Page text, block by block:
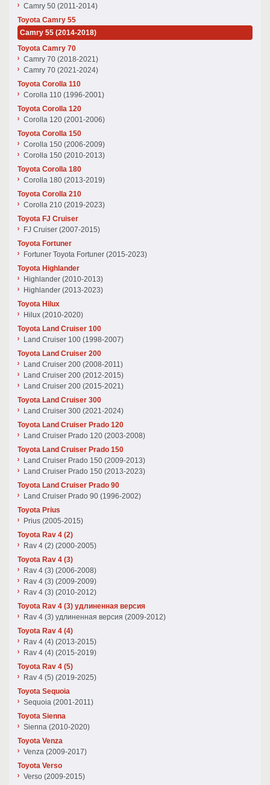
Camry 50 (2011-2014)
Toyota Camry 55
Camry 55 (2014-2018)
Toyota Camry 70
Camry 70 (2018-2021)
Camry 70 (2021-2024)
Toyota Corolla 110
Corolla 110 (1996-2001)
Toyota Corolla 120
Corolla 120 (2001-2006)
Toyota Corolla 150
Corolla 150 (2006-2009)
Corolla 150 (2010-2013)
Toyota Corolla 180
Corolla 180 (2013-2019)
Toyota Corolla 210
Corolla 210 (2019-2023)
Toyota FJ Cruiser
FJ Cruiser (2007-2015)
Toyota Fortuner
Fortuner Toyota Fortuner (2015-2023)
Toyota Highlander
Highlander (2010-2013)
Highlander (2013-2023)
Toyota Hilux
Hilux (2010-2020)
Toyota Land Cruiser 100
Land Cruiser 100 (1998-2007)
Toyota Land Cruiser 200
Land Cruiser 200 (2008-2011)
Land Cruiser 200 (2012-2015)
Land Cruiser 200 (2015-2021)
Toyota Land Cruiser 300
Land Cruiser 300 (2021-2024)
Toyota Land Cruiser Prado 120
Land Cruiser Prado 120 (2003-2008)
Toyota Land Cruiser Prado 150
Land Cruiser Prado 150 (2009-2013)
Land Cruiser Prado 150 (2013-2023)
Toyota Land Cruiser Prado 90
Land Cruiser Prado 90 (1996-2002)
Toyota Prius
Prius (2005-2015)
Toyota Rav 4 (2)
Rav 4 (2) (2000-2005)
Toyota Rav 4 (3)
Rav 4 (3) (2006-2008)
Rav 4 (3) (2009-2009)
Rav 4 (3) (2010-2012)
Toyota Rav 4 (3) удлиненная версия
Rav 4 (3) удлиненная версия (2009-2012)
Toyota Rav 4 (4)
Rav 4 (4) (2013-2015)
Rav 4 (4) (2015-2019)
Toyota Rav 4 (5)
Rav 4 (5) (2019-2025)
Toyota Sequoia
Sequoia (2001-2011)
Toyota Sienna
Sienna (2010-2020)
Toyota Venza
Venza (2009-2017)
Toyota Verso
Verso (2009-2015)